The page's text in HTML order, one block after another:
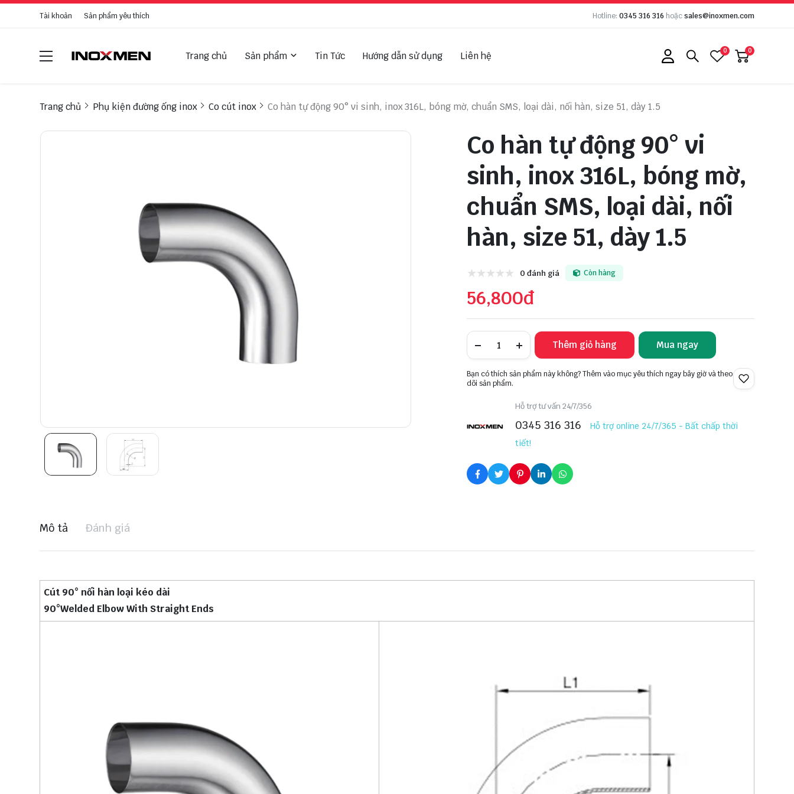
Tài khoản Sản phẩm yêu thích Hotline: 0345 316 316 hoặcsales@inoxmen.com
Trang chủ Sản phẩm Tin Tức Hướng dẫn sử dụng Liên hệ 0 0
Trang chủ Phụ kiện đường ống inox Co cút inox Co hàn tự động 90° vi sinh, inox 316L, bóng mờ, chuẩn SMS, loại dài, nối hàn, size 51, dày 1.5
Co hàn tự động 90° vi
sinh, inox 316L, bóng mờ,
chuẩn SMS, loại dài, nối
hàn, size 51, dày 1.5
0 đánh giá Còn hàng
56,800đ
Thêm giỏ hàng Mua ngay
Bạn có thích sản phẩm này không? Thêm vào mục yêu thích ngay bây giờ và theo
dõi sản phẩm.
Hỗ trợ tư vấn 24/7/356
0345 316 316
Hỗ trợ online 24/7/365 - Bất chấp thời
tiết!
Mô tả Đánh giá
Cút 90° nối hàn loại kéo dài
90°Welded Elbow With Straight Ends